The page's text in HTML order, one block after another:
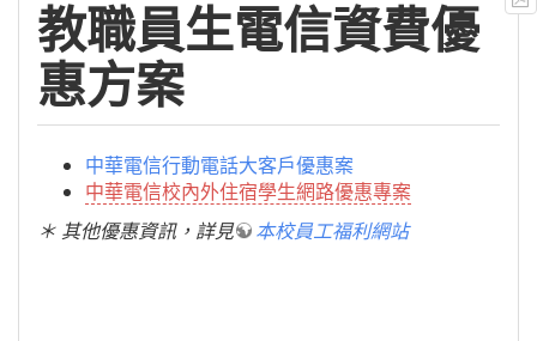
教職員生電信資費優
惠方案
中華電信行動電話大客戶優惠案
中華電信校內外住宿學生網路優惠專案
＊ 其他優惠資訊，詳見
本校員工福利網站